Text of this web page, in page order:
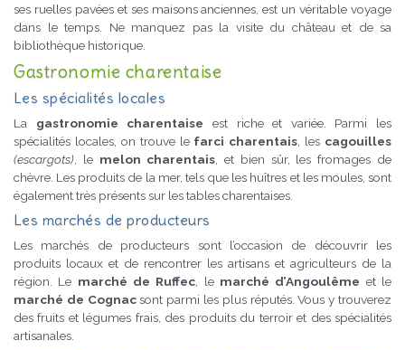
ses ruelles pavées et ses maisons anciennes, est un véritable voyage
dans le temps. Ne manquez pas la visite du château et de sa
bibliothèque historique.
Gastronomie charentaise
Les spécialités locales
La gastronomie charentaise est riche et variée. Parmi les
spécialités locales, on trouve le farci charentais, les cagouilles
(escargots), le melon charentais, et bien sûr, les fromages de
chèvre. Les produits de la mer, tels que les huîtres et les moules, sont
également très présents sur les tables charentaises.
Les marchés de producteurs
Les marchés de producteurs sont l’occasion de découvrir les
produits locaux et de rencontrer les artisans et agriculteurs de la
région. Le marché de Ruffec, le marché d’Angoulême et le
marché de Cognacsont parmi les plus réputés. Vous y trouverez
des fruits et légumes frais, des produits du terroir et des spécialités
artisanales.